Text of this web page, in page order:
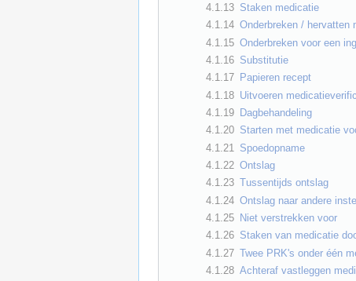
4.1.13 Staken medicatie
4.1.14 Onderbreken / hervatten
4.1.15 Onderbreken voor een
4.1.16 Substitutie
4.1.17 Papieren recept
4.1.18 Uitvoeren
4.1.19 Dagbehandeling
4.1.20 Starten met medicatie
4.1.21
Spoedopname
4.1.22 Ontslag
4.1.23 Tussentijds ontslag
4.1.24 Ontslag naar andere
4.1.25 Niet verstrekken voor
4.1.26 Staken van medicatie
4.1.27 Twee PRK's onder één
4.1.28 Achteraf vastleggen